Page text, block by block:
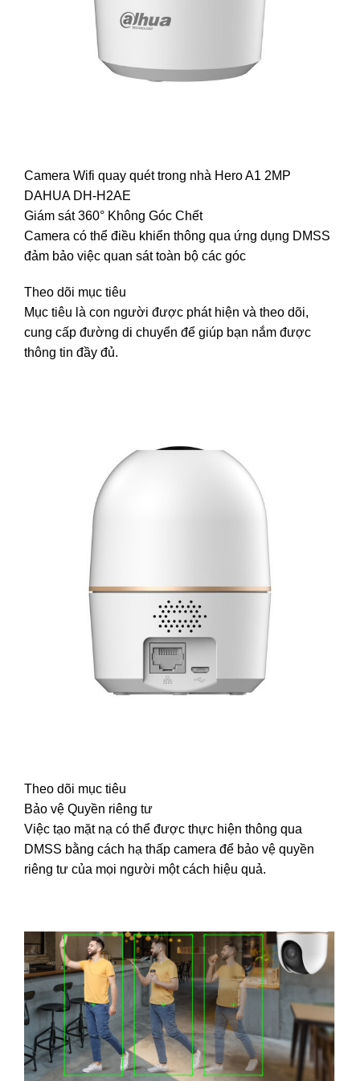
Camera Wifi quay quét trong nhà Hero A1 2MP
DAHUA DH-H2AE
Giám sát 360° Không Góc Chết
Camera có thể điều khiển thông qua ứng dụng DMSS
đảm bảo việc quan sát toàn bộ các góc
Theo dõi mục tiêu
Mục tiêu là con người được phát hiện và theo dõi,
cung cấp đường di chuyển để giúp bạn nắm được
thông tin đầy đủ.
Theo dõi mục tiêu
Bảo vệ Quyền riêng tư
Việc tạo mặt nạ có thể được thực hiện thông qua
DMSS bằng cách hạ thấp camera để bảo vệ quyền
riêng tư của mọi người một cách hiệu quả.